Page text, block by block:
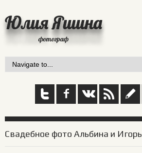
Юлия Яшина
фотограф
Свадебное фото Альбина и Игорь